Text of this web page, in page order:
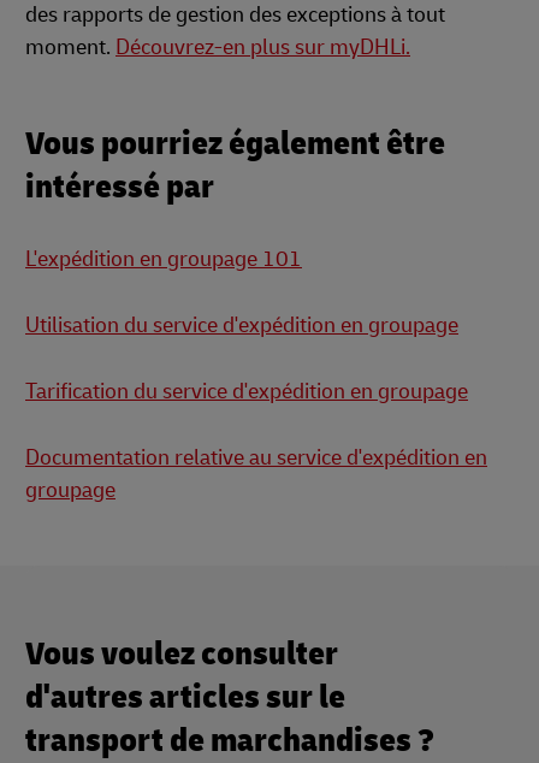
des rapports de gestion des exceptions à tout
moment. Découvrez-en plus sur myDHLi.
Vous pourriez également être
intéressé par
L'expédition en groupage 101
Utilisation du service d'expédition en groupage
Tarification du service d'expédition en groupage
Documentation relative au service d'expédition en
groupage
Vous voulez consulter
d'autres articles sur le
transport de marchandises ?